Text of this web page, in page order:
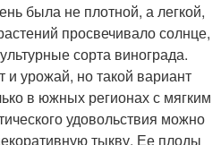
была не плотной, а легкой,
просвечивало солнце,
сорта винограда.
и урожай, но такой вариант
в южных регионах с мягким
удовольствия можно
тыкву. Ее плоды